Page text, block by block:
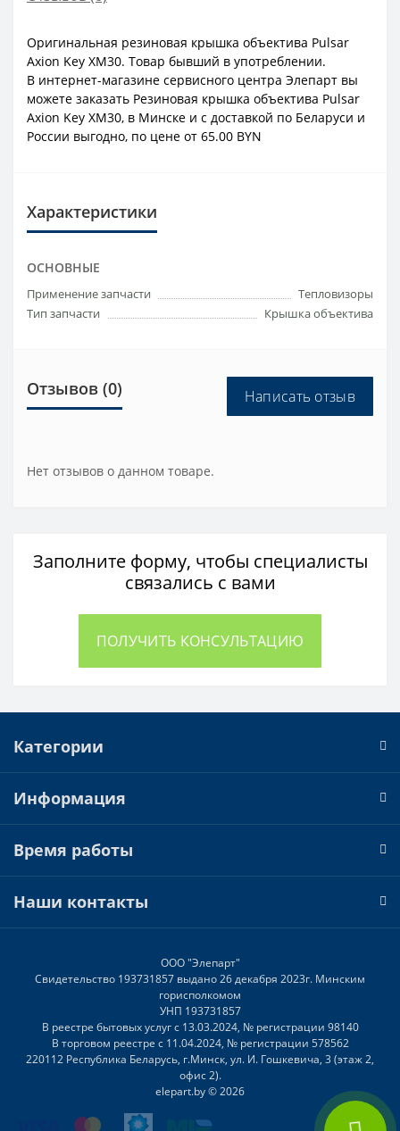
Оригинальная резиновая крышка объектива Pulsar
Axion Key XM30. Товар бывший в употреблении.
В интернет-магазине сервисного центра Элепарт вы
можете заказать Резиновая крышка объектива Pulsar
Axion Key XM30, в Минске и с доставкой по Беларуси и
России выгодно, по цене от 65.00 BYN
Характеристики
ОСНОВНЫЕ
Применение запчасти
Тепловизоры
Тип запчасти
Крышка объектива
Отзывов (0) Написать отзыв
Нет отзывов о данном товаре.
Заполните форму, чтобы специалисты
связались с вами
ПОЛУЧИТЬ КОНСУЛЬТАЦИЮ
Категории
Информация
Время работы
Наши контакты
ООО "Элепарт"
Свидетельство 193731857 выдано 26 декабря 2023г. Минским
горисполкомом
УНП 193731857
В реестре бытовых услуг с 13.03.2024, № регистрации 98140
В торговом реестре с 11.04.2024, № регистрации 578562
220112 Республика Беларусь, г.Минск, ул. И. Гошкевича, 3 (этаж 2,
офис 2).
elepart.by © 2026